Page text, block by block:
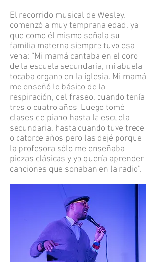
El recorrido musical de Wesley,
comenzó a muy temprana edad, ya
que como él mismo señala su
familia materna siempre tuvo esa
vena: “Mi mamá cantaba en el coro
de la escuela secundaria, mi abuela
tocaba órgano en la iglesia. Mi mamá
me enseñó lo básico de la
respiración, del fraseo, cuando tenía
tres o cuatro años. Luego tomé
clases de piano hasta la escuela
secundaria, hasta cuando tuve trece
o catorce años pero las dejé porque
la profesora sólo me enseñaba
piezas clásicas y yo quería aprender
canciones que sonaban en la radio”.